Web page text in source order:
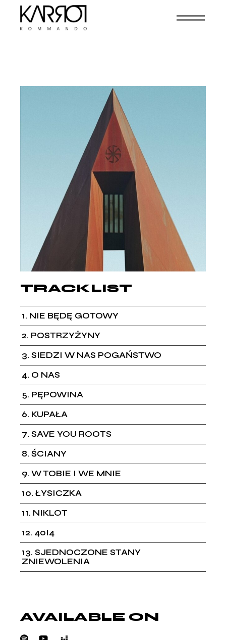
TRACKLIST
1 NIE BĘDĘ GOTOWY
2 POSTRZYŻYNY
3 SIEDZI W NAS POGAŃSTWO
4 O NAS
5 PĘPOWINA
6 KUPAŁA
7 SAVE YOU ROOTS
8 ŚCIANY
9 W TOBIE I WE MNIE
10 ŁYSICZKA
11 NIKLOT
12 40I4
13 SJEDNOCZONE STANY
ZNIEWOLENIA
AVAILABLE ON